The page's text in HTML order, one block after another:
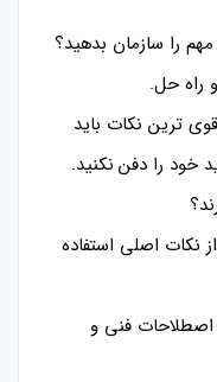
را سازمان بدهید؟
راه حل.
ترین نکات باید
خود را دفن نکنید.
نکات اصلی استفاده
اصطلاحات فنی و